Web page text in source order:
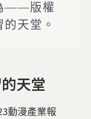
——版權
天堂。
天堂
動漫產業報